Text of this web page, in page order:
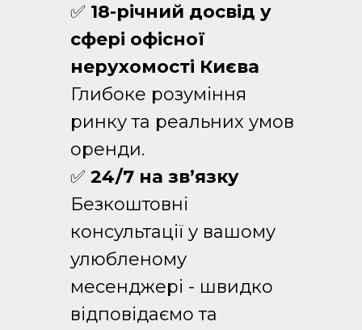
✅ 18-річний досвід у
сфері офісної
нерухомості Києва
Глибоке розуміння
ринку та реальних умов
оренди.
✅ 24/7 на зв’язку
Безкоштовні
консультації у вашому
улюбленому
месенджері - швидко
відповідаємо та